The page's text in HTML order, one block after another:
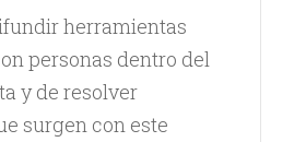
herramientas
personas dentro del
y de resolver
surgen con este